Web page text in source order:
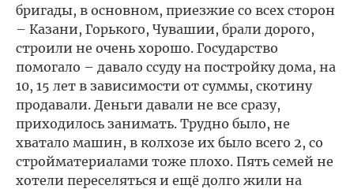
бригады, в основном, приезжие со всех сторон
– Казани, Горького, Чувашии, брали дорого,
строили не очень хорошо. Государство
помогало – давало ссуду на постройку дома, на
10, 15 лет в зависимости от суммы, скотину
продавали. Деньги давали не все сразу,
приходилось занимать. Трудно было, не
хватало машин, в колхозе их было всего 2, со
стройматериалами тоже плохо. Пять семей не
хотели переселяться и ещё долго жили на